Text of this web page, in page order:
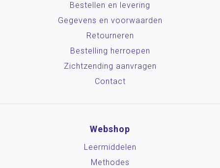
Bestellen en levering
Gegevens en voorwaarden
Retourneren
Bestelling herroepen
Zichtzending aanvragen
Contact
Webshop
Leermiddelen
Methodes